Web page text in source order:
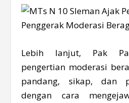
Lebih lanjut, Pak
pengertian moderasi
pandang, sikap, dan
dengan cara